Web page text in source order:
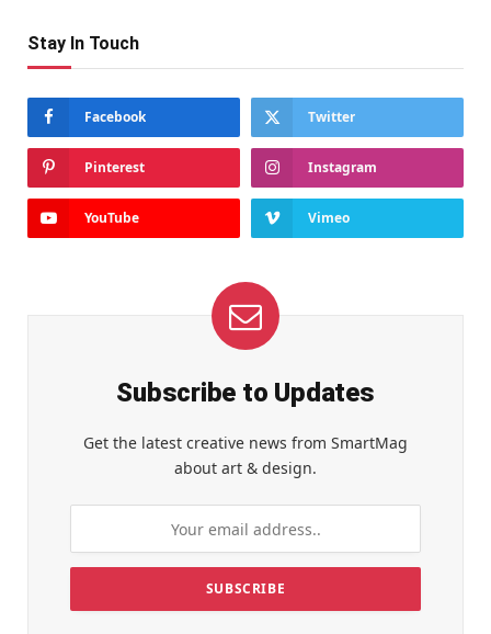
Stay In Touch
Facebook Twitter
Pinterest Instagram
YouTube Vimeo
Subscribe to Updates
Get the latest creative news from SmartMag
about art & design.